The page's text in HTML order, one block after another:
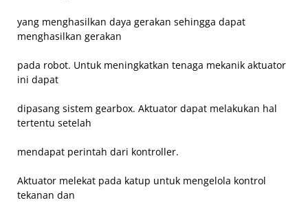
yang menghasilkan daya gerakan sehingga dapat
menghasilkan gerakan
pada robot. Untuk meningkatkan tenaga mekanik aktuator
ini dapat
dipasang sistem gearbox. Aktuator dapat melakukan hal
tertentu setelah
mendapat perintah dari kontroller.
Aktuator melekat pada katup untuk mengelola kontrol
tekanan dan